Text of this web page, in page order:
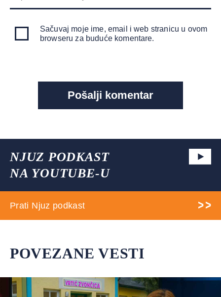
Sačuvaj moje ime, email i web stranicu u ovom
browseru za buduće komentare.
NJUZ PODKAST
NA YOUTUBE-U
Prati Njuz podkast
POVEZANE VESTI